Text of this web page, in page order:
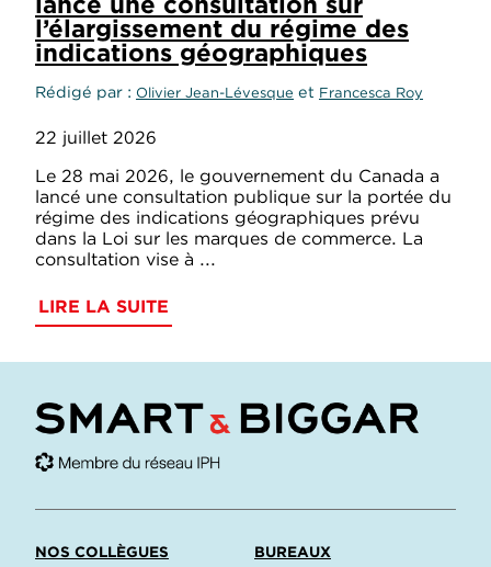
l’élargissement du régime des
indications géographiques
Rédigé par Olivier Jean-Lévesque et Francesca Roy
22 juillet 2026
Le 28 mai 2026, le gouvernement du Canada a
lancé une consultation publique sur la portée du
régime des indications géographiques prévu
dans la Loi sur les marques de commerce. La
consultation vise à ...
LIRE LA SUITE
NOS COLLÈGUES
BUREAUX